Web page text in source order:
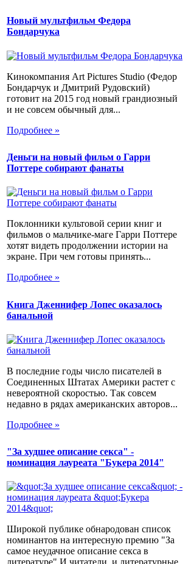
Новый мультфильм Федора
Бондарчука
Кинокомпания Art Pictures Studio (Федор
Бондарчук и Дмитрий Рудовский)
готовит на 2015 год новый грандиозный
и не совсем обычный для...
Подробнее »
Деньги на новый фильм о Гарри
Поттере собирают фанаты
Поклонники культовой серии книг и
фильмов о мальчике-маге Гарри Поттере
хотят видеть продолжении истории на
экране. При чем готовы принять...
Подробнее »
Книга Дженнифер Лопес оказалось
банальной
В последние годы число писателей в
Соединенных Штатах Америки растет с
невероятной скоростью. Так совсем
недавно в рядах американских авторов...
Подробнее »
"За худшее описание секса" -
номинация лауреата "Букера 2014"
Широкой публике обнародован список
номинантов на интересную премию "За
самое неудачное описание секса в